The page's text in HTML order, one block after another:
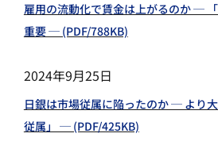
雇用の流動化で賃金は上がるのか ─
重要 ─ (PDF/788KB)
2024年9月25日
日銀は市場従属に陥ったのか ─ より
従属」 ─ (PDF/425KB)